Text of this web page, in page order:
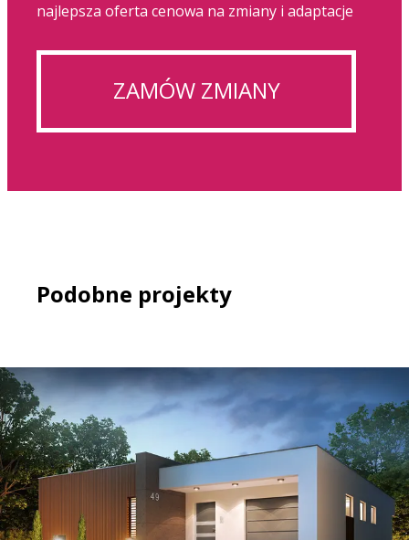
najlepsza oferta cenowa na zmiany i adaptacje
ZAMÓW ZMIANY
Podobne projekty